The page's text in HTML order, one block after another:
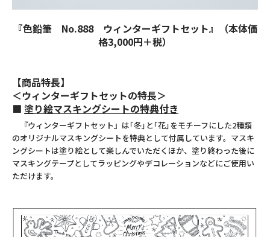
『色鉛筆 No.888 ウィンターギフトセット』（本体価
格3,000円＋税）
【商品特長】
＜ウィンターギフトセットの特長＞
■ 塗り絵マスキングシートの特典付き
『ウィンターギフトセット』は｢冬｣と｢花｣をモチーフにした2種類
のオリジナルマスキングシートを特典として付属しています。マスキ
ングシートは塗り絵として楽しんでいただくほか、塗り終わった後に
マスキングテープとしてラッピングやデコレーションなどにご使用い
ただけます。